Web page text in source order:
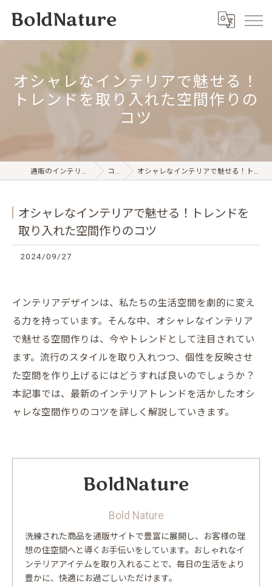
オシャレなインテリアで魅せる！
トレンドを取り入れた空間作りの
コツ
通販のインテリアならBold Nature コラム オシャレなインテリアで魅せる！トレンドを取り入れた空間作りのコツ
オシャレなインテリアで魅せる！トレンドを
取り入れた空間作りのコツ
2024/09/27
インテリアデザインは、私たちの生活空間を劇的に変え
る力を持っています。そんな中、オシャレなインテリア
で魅せる空間作りは、今やトレンドとして注目されてい
ます。流行のスタイルを取り入れつつ、個性を反映させ
た空間を作り上げるにはどうすれば良いのでしょうか？
本記事では、最新のインテリアトレンドを活かしたオシ
ャレな空間作りのコツを詳しく解説していきます。
Bold Nature
洗練された商品を通販サイトで豊富に展開し、お客様の理
想の住空間へと導くお手伝いをしています。おしゃれなイ
ンテリアアイテムを取り入れることで、毎日の生活をより
豊かに、快適にお過ごしいただけます。